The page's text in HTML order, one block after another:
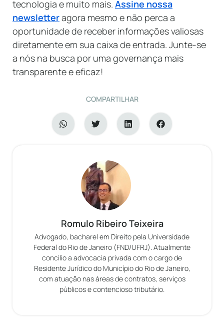
tecnologia e muito mais. Assine nossa
newsletteragora mesmo e não perca a
oportunidade de receber informações valiosas
diretamente em sua caixa de entrada. Junte-se
a nós na busca por uma governança mais
transparente e eficaz!
COMPARTILHAR
Romulo Ribeiro Teixeira
Advogado, bacharel em Direito pela Universidade
Federal do Rio de Janeiro (FND/UFRJ). Atualmente
concilio a advocacia privada com o cargo de
Residente Jurídico do Município do Rio de Janeiro,
com atuação nas áreas de contratos, serviços
públicos e contencioso tributário.